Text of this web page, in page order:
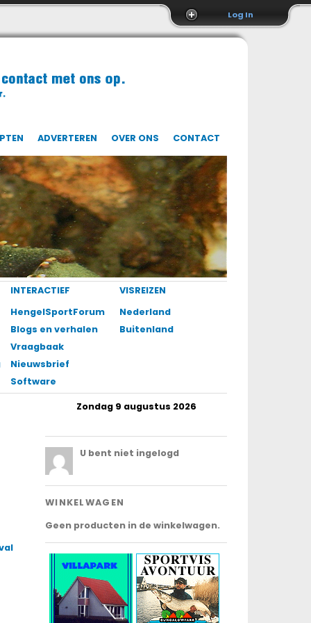
Log In
ADVERTEREN OVER ONS CONTACT
INTERACTIEF
HengelSportForum
Blogs en verhalen
Vraagbaak
Nieuwsbrief
Software
VISREIZEN
Nederland
Buitenland
Zondag 9 augustus 2026
U bent niet ingelogd
WINKELWAGEN
Geen producten in de winkelwagen.